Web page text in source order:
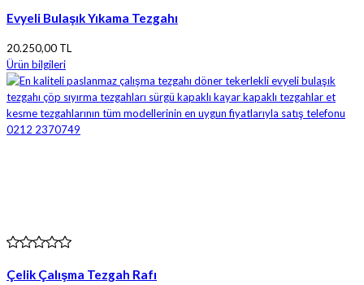
Evyeli Bulaşık Yıkama Tezgahı
20.250,00 TL
Ürün bilgileri
Çelik Çalışma Tezgah Rafı